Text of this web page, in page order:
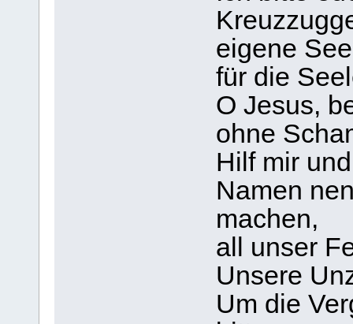
eigene
für die
O Jesus,
ohne
Hilf mir
Namen
machen,
all unser
Unsere
Um die